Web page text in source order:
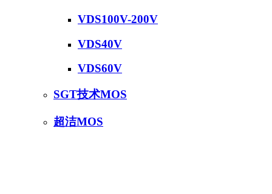
VDS100V-200V
VDS40V
VDS60V
SGT技术MOS
超洁MOS